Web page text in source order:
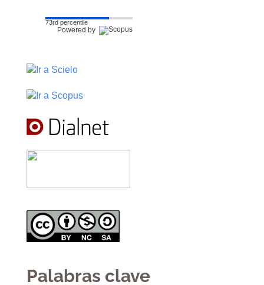
73rd percentile
Powered by
Palabras clave